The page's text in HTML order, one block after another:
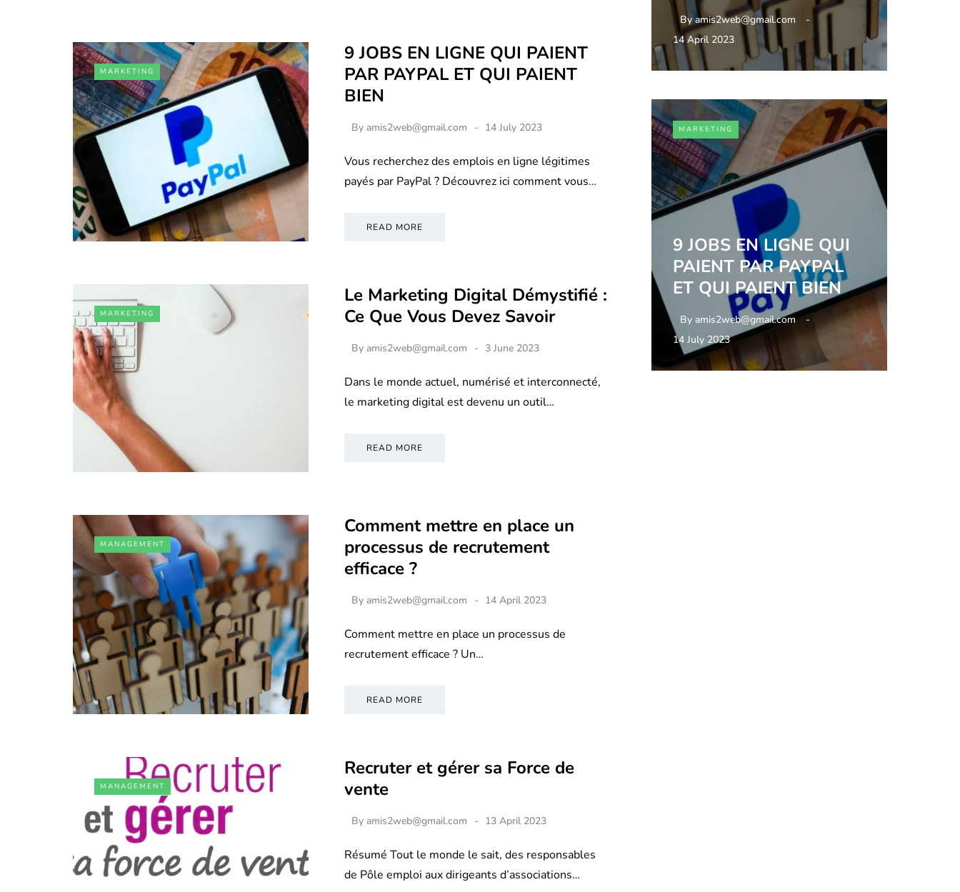
MARKETING
9 JOBS EN LIGNE QUI PAIENT
PAR PAYPAL ET QUI PAIENT
BIEN
By amis2web@gmail.com 14 July 2023
Vous recherchez des emplois en ligne légitimes
payés par PayPal ? Découvrez ici comment vous…
READ MORE
MARKETING
Le Marketing Digital Démystifié :
Ce Que Vous Devez Savoir
By amis2web@gmail.com 3 June 2023
Dans le monde actuel, numérisé et interconnecté,
le marketing digital est devenu un outil…
READ MORE
MANAGEMENT
Comment mettre en place un
processus de recrutement
efficace ?
By amis2web@gmail.com 14 April 2023
Comment mettre en place un processus de
recrutement efficace ? Un…
READ MORE
MANAGEMENT
Recruter et gérer sa Force de
vente
By amis2web@gmail.com 13 April 2023
Résumé Tout le monde le sait, des responsables
de Pôle emploi aux dirigeants d’associations…
Byamis2web@gmail.com
14 April 2023
MARKETING
9 JOBS EN LIGNE QUI
PAIENT PAR PAYPAL
ET QUI PAIENT BIEN
By amis2web@gmail.com
14 July 2023